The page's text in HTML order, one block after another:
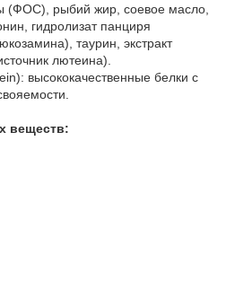
(ФОС), рыбий жир, соевое масло,
гидролизат панциря
таурин, экстракт
лютеина).
высококачественные белки с
веществ: